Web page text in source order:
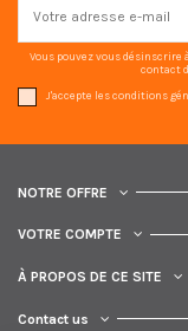
Vous pouvez vous
contact
J'accepte les conditions
NOTRE OFFRE
VOTRE COMPTE
À PROPOS DE CE SITE
Contact us